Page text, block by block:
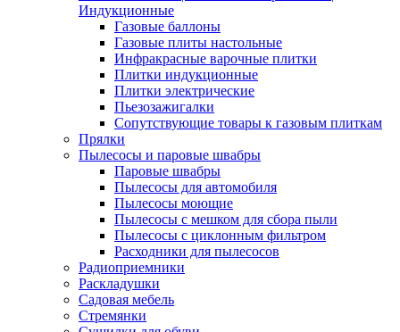
Индукционные
Газовые баллоны
Газовые плиты настольные
Инфракрасные варочные плитки
Плитки индукционные
Плитки электрические
Пьезозажигалки
Сопутствующие товары к газовым плиткам
Прялки
Пылесосы и паровые швабры
Паровые швабры
Пылесосы для автомобиля
Пылесосы моющие
Пылесосы с мешком для сбора пыли
Пылесосы с циклонным фильтром
Расходники для пылесосов
Радиоприемники
Раскладушки
Садовая мебель
Стремянки